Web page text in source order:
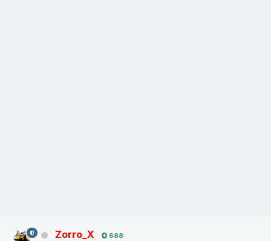
Zorro_X 688